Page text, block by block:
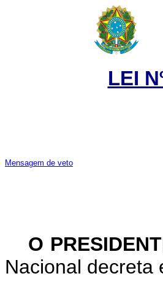
LEI
Mensagem de veto
O
Nacional decreta